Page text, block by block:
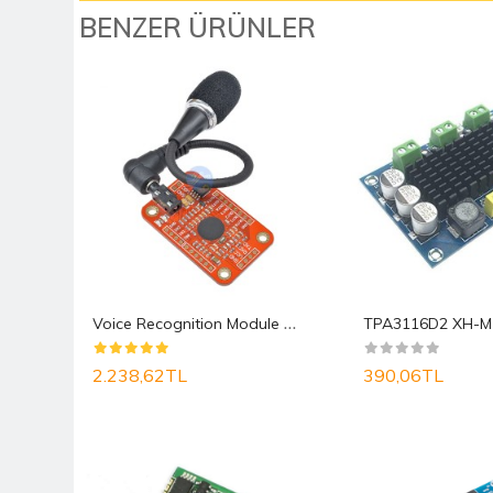
BENZER ÜRÜNLER
V
oice Recognition Module V3 ( Arduino Ses Tanıma ..
2.238,62TL 390,06TL